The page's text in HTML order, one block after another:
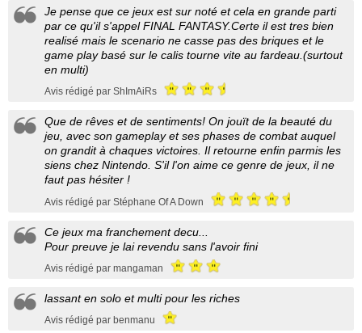
Je pense que ce jeux est sur noté et cela en grande parti
par ce qu'il s'appel FINAL FANTASY.Certe il est tres bien
realisé mais le scenario ne casse pas des briques et le
game play basé sur le calis tourne vite au fardeau.(surtout
en multi)
Avis rédigé par ShImAiRs
Que de rêves et de sentiments! On jouït de la beauté du
jeu, avec son gameplay et ses phases de combat auquel
on grandit à chaques victoires. Il retourne enfin parmis les
siens chez Nintendo. S'il l'on aime ce genre de jeux, il ne
faut pas hésiter !
Avis rédigé par Stéphane Of A Down
Ce jeux ma franchement decu...
Pour preuve je lai revendu sans l'avoir fini
Avis rédigé par mangaman
lassant en solo et multi pour les riches
Avis rédigé par benmanu